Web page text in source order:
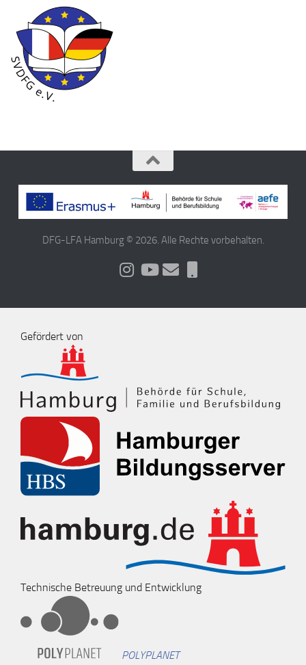
DFG-LFA Hamburg © 2026. Alle Rechte vorbehalten.
Gefördert von
Technische Betreuung und Entwicklung
POLYPLANET